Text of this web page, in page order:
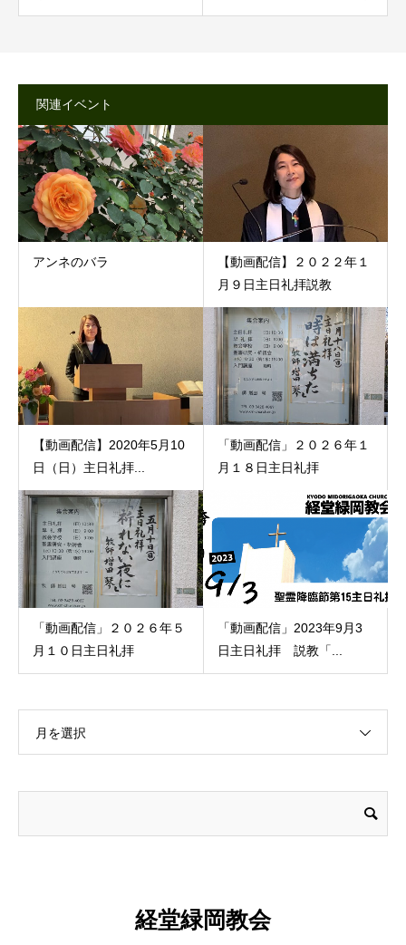
関連イベント
アンネのバラ
【動画配信】２０２２年１
月９日主日礼拝説教
【動画配信】2020年5月10
日（日）主日礼拝...
「動画配信」２０２６年１
月１８日主日礼拝
「動画配信」２０２６年５
月１０日主日礼拝
「動画配信」2023年9月3
日主日礼拝 説教「...
月を選択
経堂緑岡教会